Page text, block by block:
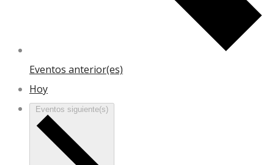
Eventos anterior(es)
Hoy
Eventos siguiente(s)